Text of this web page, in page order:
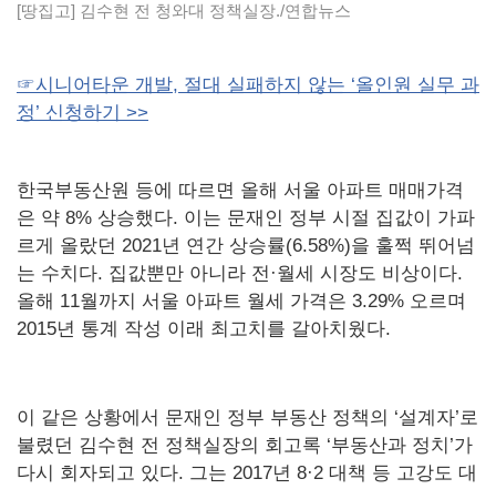
[땅집고] 김수현 전 청와대 정책실장./연합뉴스
☞시니어타운 개발, 절대 실패하지 않는 ‘올인원 실무 과
정’ 신청하기 >>
한국부동산원 등에 따르면 올해 서울 아파트 매매가격
은 약 8% 상승했다. 이는 문재인 정부 시절 집값이 가파
르게 올랐던 2021년 연간 상승률(6.58%)을 훌쩍 뛰어넘
는 수치다. 집값뿐만 아니라 전·월세 시장도 비상이다.
올해 11월까지 서울 아파트 월세 가격은 3.29% 오르며
2015년 통계 작성 이래 최고치를 갈아치웠다.
이 같은 상황에서 문재인 정부 부동산 정책의 ‘설계자’로
불렸던 김수현 전 정책실장의 회고록 ‘부동산과 정치’가
다시 회자되고 있다. 그는 2017년 8·2 대책 등 고강도 대